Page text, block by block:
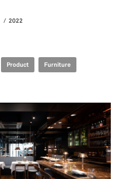
2022
Product Furniture